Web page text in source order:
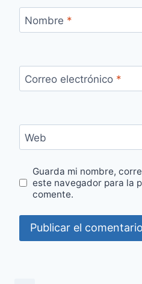
Nombre *
Correo electrónico *
Web
Guarda mi nombre,
este navegador para la
comente.